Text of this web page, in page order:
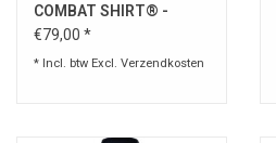
COMBAT SHIRT® -
NYCO RIPSTOP -
€79,00 *
* Incl. btw Excl. Verzendkosten